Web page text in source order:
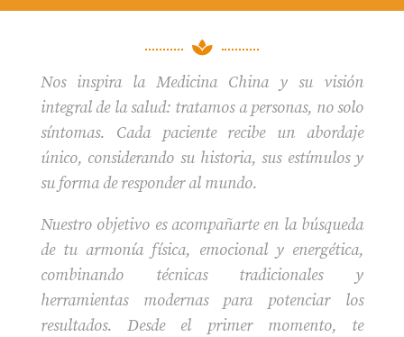

Nos inspira la Medicina China y su visión
integral de la salud: tratamos a personas, no solo
síntomas. Cada paciente recibe un abordaje
único, considerando su historia, sus estímulos y
su forma de responder al mundo.
Nuestro objetivo es acompañarte en la búsqueda
de tu armonía física, emocional y energética,
combinando técnicas tradicionales y
herramientas modernas para potenciar los
resultados. Desde el primer momento, te